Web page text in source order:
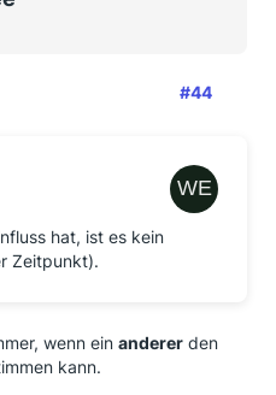
#44
hat, ist es kein
Zeitpunkt).
wenn ein anderer den
kann.